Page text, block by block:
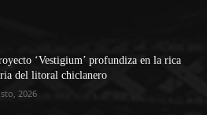
‘Vestigium’ profundiza en la rica
del litoral chiclanero
2026